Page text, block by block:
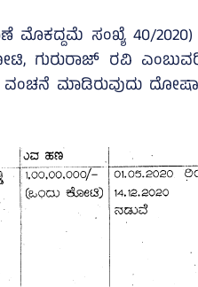
ಮೊಕದ್ದಮೆ ಸಂಖ್ಯೆ 40/
ಗುರುರಾಜ್‌ ರವಿ
ಮಾಡಿರುವುದು